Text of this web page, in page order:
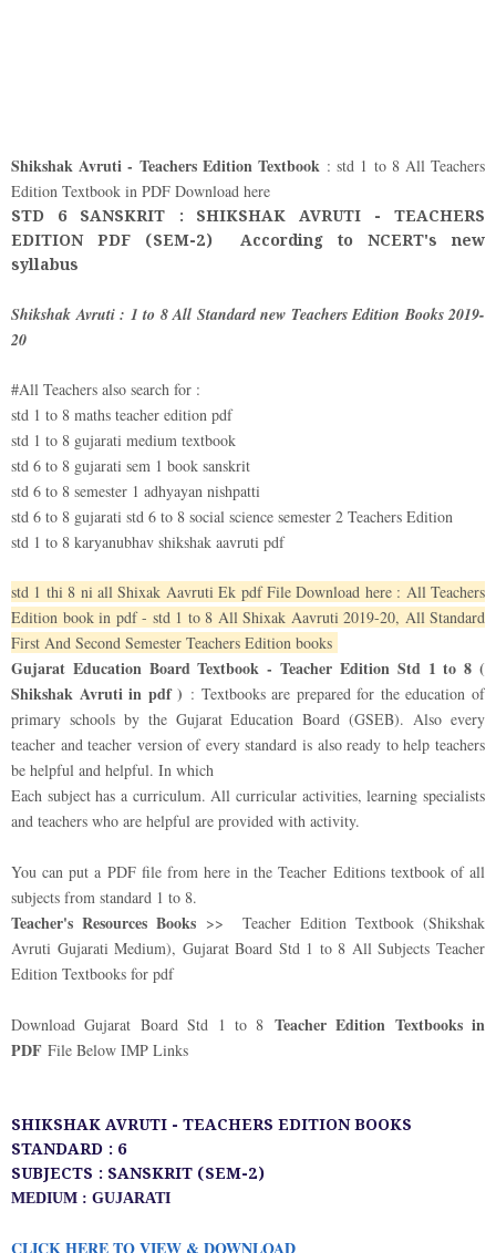
Shikshak Avruti - Teachers Edition Textbook: std 1 to 8 All Teachers
Edition Textbook in PDF Download here
STD 6 SANSKRIT : SHIKSHAK AVRUTI - TEACHERS
EDITION PDF (SEM-2) According to NCERT's new
syllabus
Shikshak Avruti : 1 to 8 All Standard new Teachers Edition Books 2019-
20
#All Teachers also search for :
std 1 to 8 maths teacher edition pdf
std 1 to 8 gujarati medium textbook
std 6 to 8 gujarati sem 1 book sanskrit
std 6 to 8 semester 1 adhyayan nishpatti
std 6 to 8 gujarati std 6 to 8 social science semester 2 Teachers Edition
std 1 to 8 karyanubhav shikshak aavruti pdf
std 1 thi 8 ni all Shixak Aavruti Ek pdf File Download here : All Teachers
Edition book in pdf - std 1 to 8 All Shixak Aavruti 2019-20, All Standard
First And Second Semester Teachers Edition books
Gujarat Education Board Textbook - Teacher Edition Std 1 to 8 (
Shikshak Avruti in pdf ) : Textbooks are prepared for the education of
primary schools by the Gujarat Education Board (GSEB). Also every
teacher and teacher version of every standard is also ready to help teachers
be helpful and helpful. In which
Each subject has a curriculum. All curricular activities, learning specialists
and teachers who are helpful are provided with activity.
You can put a PDF file from here in the Teacher Editions textbook of all
subjects from standard 1 to 8.
Teacher's Resources Books >> Teacher Edition Textbook (Shikshak
Avruti Gujarati Medium), Gujarat Board Std 1 to 8 All Subjects Teacher
Edition Textbooks for pdf
Download Gujarat Board Std 1 to 8 Teacher Edition Textbooks in
PDF File Below IMP Links
SHIKSHAK AVRUTI - TEACHERS EDITION BOOKS
STANDARD : 6
SUBJECTS : SANSKRIT (SEM-2)
MEDIUM : GUJARATI
CLICK HERE TO VIEW & DOWNLOAD